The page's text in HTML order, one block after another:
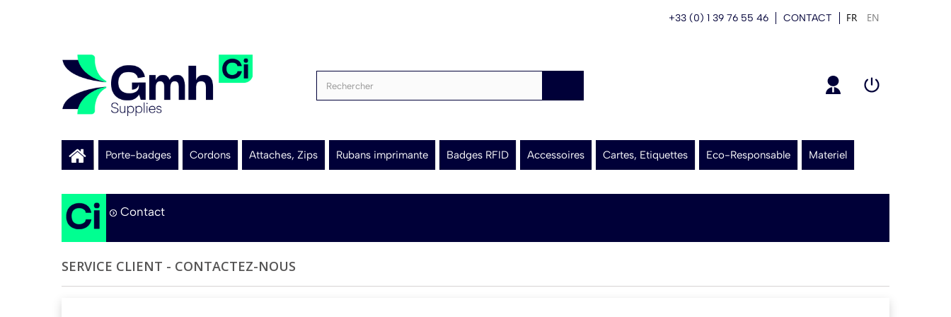
+33 (0) 1 39 76 55 46 CONTACT FR EN
Porte-badges Cordons Attaches, Zips Rubans imprimante Badges RFID Accessoires Cartes, Etiquettes Eco-Responsable Materiel
Contact
SERVICE CLIENT - CONTACTEZ-NOUS